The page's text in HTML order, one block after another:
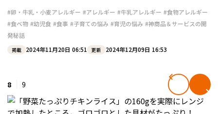
#卵・牛乳・小麦アレルギー #アレルギー #牛乳アレルギー #食物アレルギー
#食べ物 #幼児食 #食事 #子育ての悩み #育児の悩み #神商品＆サービスの開
発秘話
掲載 2024年11月20日 06:51 更新 2024年12月09日 16:53
8 9